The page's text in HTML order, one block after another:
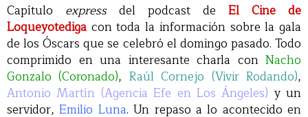
Capítulo expressdel podcast de El Cine de
Loqueyotediga con toda la información sobre la gala
de los Óscars que se celebró el domingo pasado. Todo
comprimido en una interesante charla con Nacho
Gonzalo (Coronado), Raúl Cornejo (Vivir Rodando),
Antonio Martín (Agencia Efe en Los Ángeles) y un
servidor,Emilio Luna. Un repaso a lo acontecido en